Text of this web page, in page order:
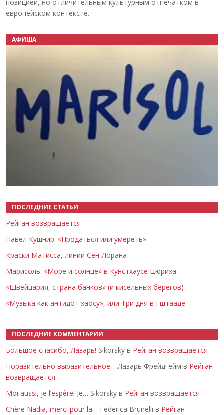
позицией, но отличительным культурным отпечатком в
европейском контексте.
АФИША
ПОСЛЕДНИЕ СТАТЬИ
Рейган возвращается
Павел Кушнир: «Продаться или умереть»
Краски Матисса, линии Сен-Лорана
Марисоль: «Море и солнце» в Кунстхаусе Цюриха
«Швейцария, страна банков» (и кисельных берегов)
«Музыка как антидот хаосу», или Три дня в Гштааде
ПОСЛЕДНИЕ КОММЕНТАРИИ
Большое спасибо, Лазарь! Sikorsky в Рейган возвращается
Поразительно выразительное… Лазарь Фрейдгейм в Рейган
возвращается
Moi aussi, je l’espère! Je… Sikorsky в Рейган возвращается
Chère Nadia, merci pour la… Federica Brunelli в Рейган